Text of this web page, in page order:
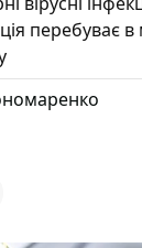
перебуває